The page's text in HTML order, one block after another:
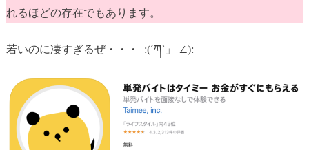
れるほどの存在でもあります。
若いのに凄すぎるぜ・・・_:(´ཀ`」 ∠):